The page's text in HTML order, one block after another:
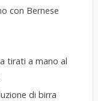
con Bernese
tirati a mano al
di birra